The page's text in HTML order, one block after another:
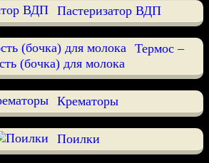
Пастеризатор ВДП
Термос –
(бочка) для молока
Крематоры
Поилки